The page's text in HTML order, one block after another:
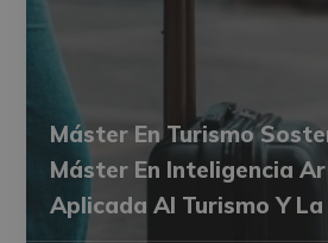
Máster En Turismo
Máster En Inteligencia
Aplicada Al Turismo Y